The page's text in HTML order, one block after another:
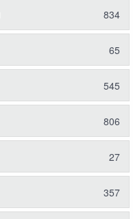
834
65
545
806
27
357